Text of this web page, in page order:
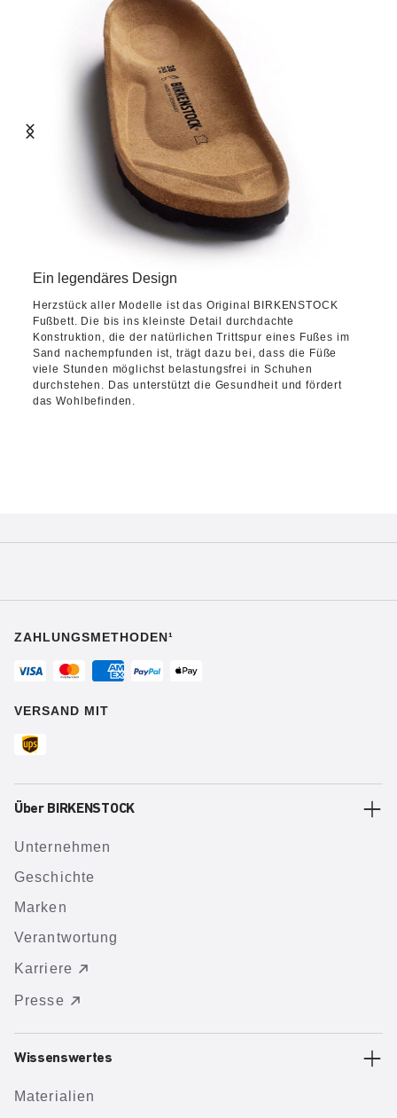
Ein legendäres Design
Herzstück aller Modelle ist das Original BIRKENSTOCK
Fußbett. Die bis ins kleinste Detail durchdachte
Konstruktion, die der natürlichen Trittspur eines Fußes im
Sand nachempfunden ist, trägt dazu bei, dass die Füße
viele Stunden möglichst belastungsfrei in Schuhen
durchstehen. Das unterstützt die Gesundheit und fördert
das Wohlbefinden.
ZAHLUNGSMETHODEN¹
VERSAND MIT
Über BIRKENSTOCK
Unternehmen
Geschichte
Marken
Verantwortung
Karriere
Presse
Wissenswertes
Materialien